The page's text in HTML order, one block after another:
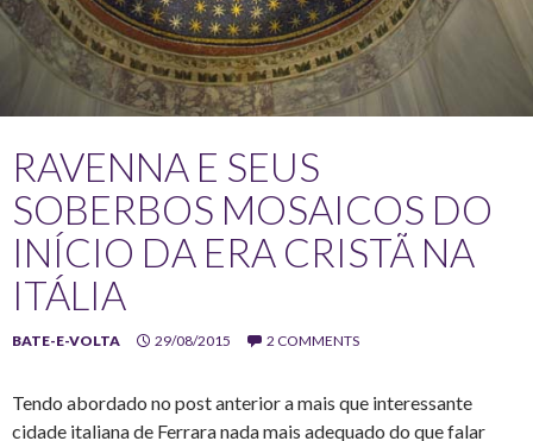
RAVENNA E SEUS
SOBERBOS MOSAICOS DO
INÍCIO DA ERA CRISTÃ NA
ITÁLIA
BATE-E-VOLTA 29/08/2015 2 COMMENTS
Tendo abordado no post anterior a mais que interessante
cidade italiana de Ferrara nada mais adequado do que falar